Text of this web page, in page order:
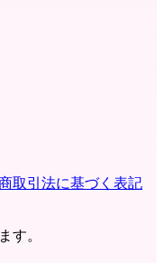
取引法に基づく表記
す。